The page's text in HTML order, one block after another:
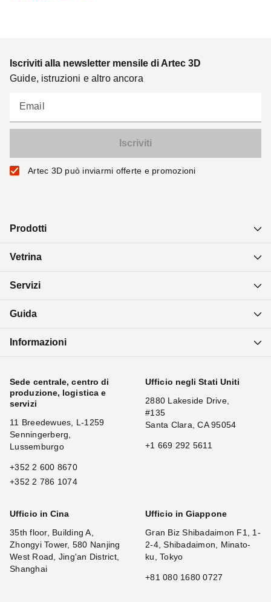
Iscriviti alla newsletter mensile di Artec 3D
Guide, istruzioni e altro ancora
Email
Artec 3D può inviarmi offerte e promozioni
Prodotti
Vetrina
Servizi
Guida
Informazioni
Sede centrale, centro di
produzione, logistica e
servizi
11 Breedewues, L-1259
Senningerberg,
Lussemburgo
+352 2 600 8670
+352 2 786 1074
Ufficio negli Stati Uniti
2880 Lakeside Drive,
#135
Santa Clara, CA 95054
+1 669 292 5611
Ufficio in Cina
35th floor, Building A,
Zhongyi Tower, 580 Nanjing
West Road, Jing'an District,
Shanghai
Ufficio in Giappone
Gran Biz Shibadaimon F1, 1-
2-4, Shibadaimon, Minato-
ku, Tokyo
+81 080 1680 0727